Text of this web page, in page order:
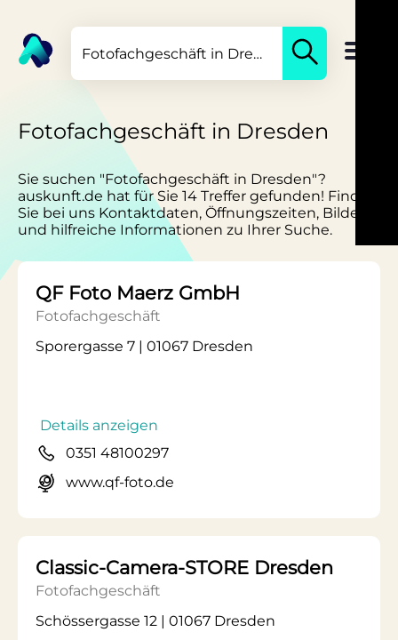
Fotofachgeschäft in Dresden
Sie suchen "Fotofachgeschäft in Dresden"?
auskunft.de hat für Sie 14 Treffer gefunden! Finden
Sie bei uns Kontaktdaten, Öffnungszeiten, Bilder
und hilfreiche Informationen zu Ihrer Suche.
QF Foto Maerz GmbH
Fotofachgeschäft
Sporergasse 7 | 01067 Dresden
Details anzeigen
0351 48100297
www.qf-foto.de
Classic-Camera-STORE Dresden
Fotofachgeschäft
Schössergasse 12 | 01067 Dresden